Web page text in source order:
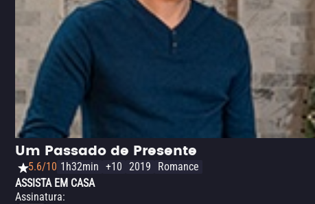
Um Passado de Presente
5.6/10 1h32min +10 2019
Romance
ASSISTA EM CASA
Assinatura: